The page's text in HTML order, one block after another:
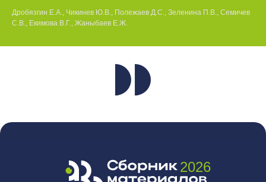
Дробязгин Е.А., Чикинев Ю.В., Полежаев Д.С., Зеленина П.В., Семичев
С.В., Екимова В.Г., Жаныбаев Е.Ж.
2026